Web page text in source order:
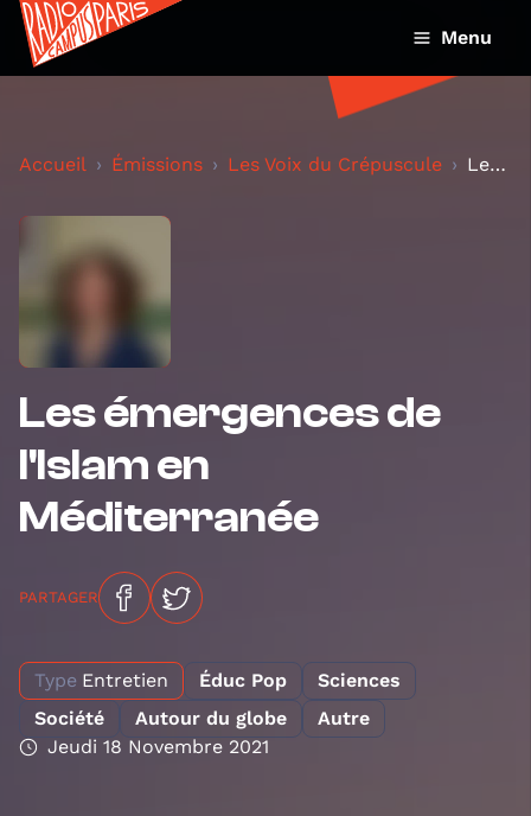
Menu
Accueil Émissions Les Voix du Crépuscule Les émergences de l'Islam en Méditerranée
Les émergences de
l'Islam en
Méditerranée
PARTAGER
Type Entretien Éduc Pop
Sciences
Société
Autour du globe
Autre
Jeudi 18 Novembre 2021